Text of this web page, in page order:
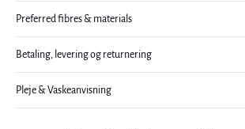
Preferred fibres & materials
Betaling, levering og returnering
Pleje & Vaskeanvisning